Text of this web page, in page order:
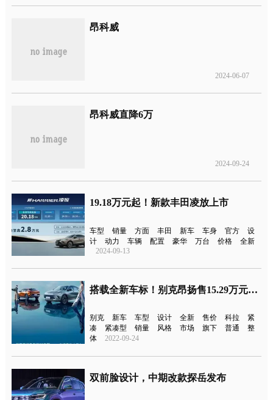
昂科威
2024-06-07
昂科威直降6万
2024-09-24
19.18万元起！新款丰田凌放上市
车型 销量 方面 丰田 新车 车身 官方
设
计
动力 车辆 配置 豪华 万台 价格
全新
2024-09-13
搭载全新车标！别克昂扬售15.29万元起上市
别克 新车 车型 设计 全新 售价 科拉
紧
凑
紧凑型 销量 风格 市场 旗下 普通
整
体
2022-09-24
双前脸设计，中期改款探岳发布